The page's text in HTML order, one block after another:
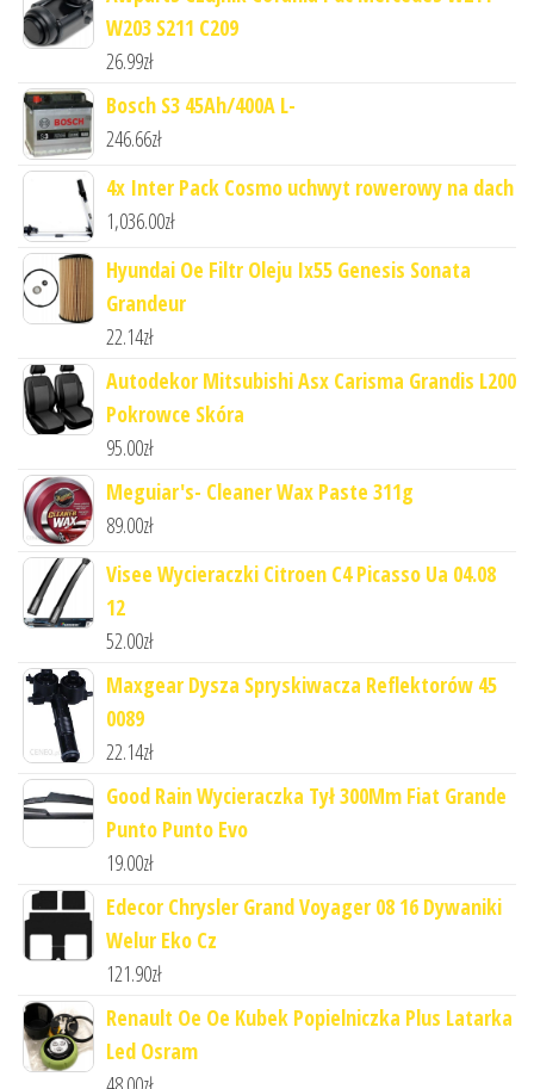
W203 S211 C209
26.99zł
Bosch S3 45Ah/400A L-
246.66zł
4x Inter Pack Cosmo uchwyt rowerowy na dach
1,036.00zł
Hyundai Oe Filtr Oleju Ix55 Genesis Sonata
Grandeur
22.14zł
Autodekor Mitsubishi Asx Carisma Grandis L200
Pokrowce Skóra
95.00zł
Meguiar's- Cleaner Wax Paste 311g
89.00zł
Visee Wycieraczki Citroen C4 Picasso Ua 04.08
12
52.00zł
Maxgear Dysza Spryskiwacza Reflektorów 45
0089
22.14zł
Good Rain Wycieraczka Tył 300Mm Fiat Grande
Punto Punto Evo
19.00zł
Edecor Chrysler Grand Voyager 08 16 Dywaniki
Welur Eko Cz
121.90zł
Renault Oe Oe Kubek Popielniczka Plus Latarka
Led Osram